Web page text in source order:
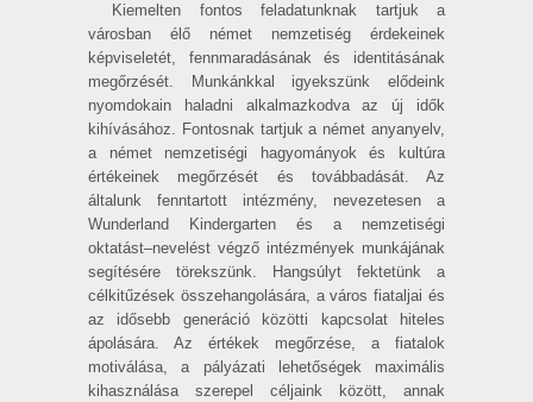
Kiemelten fontos feladatunknak tartjuk a
városban élő német nemzetiség érdekeinek
képviseletét, fennmaradásának és identitásának
megőrzését. Munkánkkal igyekszünk elődeink
nyomdokain haladni alkalmazkodva az új idők
kihívásához. Fontosnak tartjuk a német anyanyelv,
a német nemzetiségi hagyományok és kultúra
értékeinek megőrzését és továbbadását. Az
általunk fenntartott intézmény, nevezetesen a
Wunderland Kindergarten és a nemzetiségi
oktatást–nevelést végző intézmények munkájának
segítésére törekszünk. Hangsúlyt fektetünk a
célkitűzések összehangolására, a város fiataljai és
az idősebb generáció közötti kapcsolat hiteles
ápolására. Az értékek megőrzése, a fiatalok
motiválása, a pályázati lehetőségek maximális
kihasználása szerepel céljaink között, annak